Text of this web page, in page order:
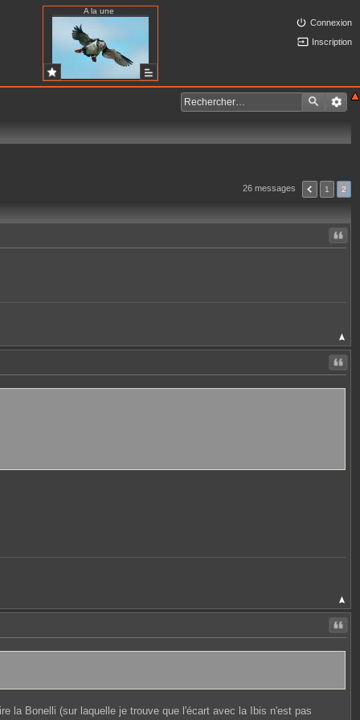
A la une
Connexion
Inscription
26 messages 1 2
Citer
Citer
Citer
la Bonelli (sur laquelle je trouve que l'écart avec la Ibis n'est pas